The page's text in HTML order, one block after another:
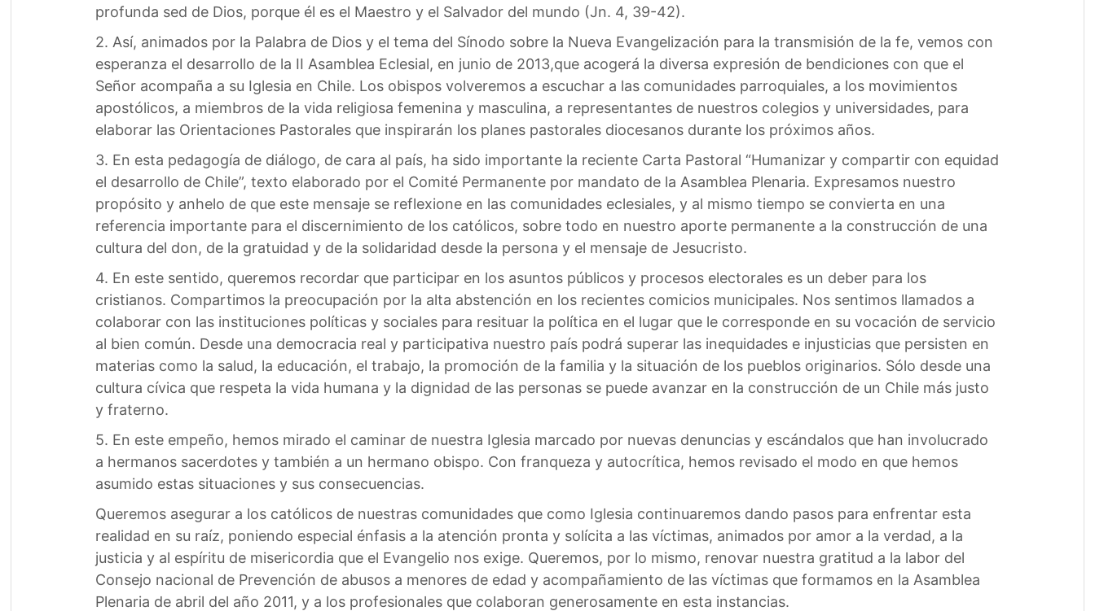
profunda sed de Dios, porque él es el Maestro y el Salvador del mundo (Jn. 4, 39-42).
2. Así, animados por la Palabra de Dios y el tema del Sínodo sobre la Nueva Evangelización para la transmisión de la fe, vemos con
esperanza el desarrollo de la II Asamblea Eclesial, en junio de 2013,que acogerá la diversa expresión de bendiciones con que el
Señor acompaña a su Iglesia en Chile. Los obispos volveremos a escuchar a las comunidades parroquiales, a los movimientos
apostólicos, a miembros de la vida religiosa femenina y masculina, a representantes de nuestros colegios y universidades, para
elaborar las Orientaciones Pastorales que inspirarán los planes pastorales diocesanos durante los próximos años.
3. En esta pedagogía de diálogo, de cara al país, ha sido importante la reciente Carta Pastoral “Humanizar y compartir con equidad
el desarrollo de Chile”, texto elaborado por el Comité Permanente por mandato de la Asamblea Plenaria. Expresamos nuestro
propósito y anhelo de que este mensaje se reflexione en las comunidades eclesiales, y al mismo tiempo se convierta en una
referencia importante para el discernimiento de los católicos, sobre todo en nuestro aporte permanente a la construcción de una
cultura del don, de la gratuidad y de la solidaridad desde la persona y el mensaje de Jesucristo.
4. En este sentido, queremos recordar que participar en los asuntos públicos y procesos electorales es un deber para los
cristianos. Compartimos la preocupación por la alta abstención en los recientes comicios municipales. Nos sentimos llamados a
colaborar con las instituciones políticas y sociales para resituar la política en el lugar que le corresponde en su vocación de servicio
al bien común. Desde una democracia real y participativa nuestro país podrá superar las inequidades e injusticias que persisten en
materias como la salud, la educación, el trabajo, la promoción de la familia y la situación de los pueblos originarios. Sólo desde una
cultura cívica que respeta la vida humana y la dignidad de las personas se puede avanzar en la construcción de un Chile más justo
y fraterno.
5. En este empeño, hemos mirado el caminar de nuestra Iglesia marcado por nuevas denuncias y escándalos que han involucrado
a hermanos sacerdotes y también a un hermano obispo. Con franqueza y autocrítica, hemos revisado el modo en que hemos
asumido estas situaciones y sus consecuencias.
Queremos asegurar a los católicos de nuestras comunidades que como Iglesia continuaremos dando pasos para enfrentar esta
realidad en su raíz, poniendo especial énfasis a la atención pronta y solícita a las víctimas, animados por amor a la verdad, a la
justicia y al espíritu de misericordia que el Evangelio nos exige. Queremos, por lo mismo, renovar nuestra gratitud a la labor del
Consejo nacional de Prevención de abusos a menores de edad y acompañamiento de las víctimas que formamos en la Asamblea
Plenaria de abril del año 2011, y a los profesionales que colaboran generosamente en esta instancias.